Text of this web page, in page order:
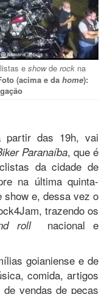
e showde rockna
(acima e da home):
partir das 19h, vai
Paranaíba, que é
da cidade de
na última quinta-
show e, dessa vez o
trazendo os
rollnacional e
goianiense e de
comida, artigos
vendas de peças